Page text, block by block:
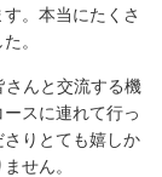
。本当にたくさ
。
んと交流する機
スに連れて行っ
りとても嬉しか
せん。